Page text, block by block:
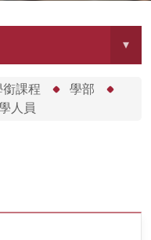
▾
課程
學部
人員